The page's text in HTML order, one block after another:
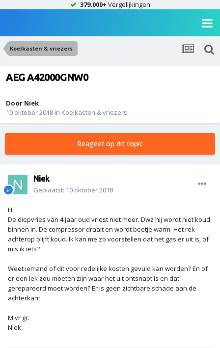
379.000+ Vergelijkingen
Koelkasten & vriezers
AEG A42000GNW0
Door Niek
10 oktober 2018 in Koelkasten & vriezers
Reageer op dit topic
Niek
Geplaatst: 10 oktober 2018
Hi
De diepvries van 4 jaar oud vriest niet meer. Dwz hij wordt niet koud
binnen in. De compressor draait en wordt beetje warm. Het rek
achterop blijft koud. Ik kan me zo voorstellen dat het gas er uit is, of
mis ik iets?
Weet iemand of dit voor redelijke kosten gevuld kan worden? En of
er een lek zou moeten zijn waar het uit ontsnapt is en dat
gerepareerd moet worden? Er is geen zichtbare schade aan de
achterkant.
M vr gr.
Niek